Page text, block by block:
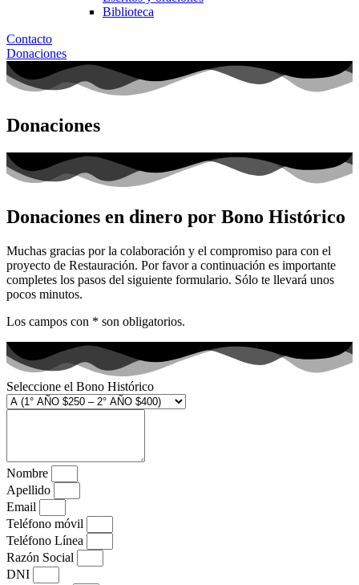
Biblioteca
Contacto
Donaciones
Donaciones
Donaciones en dinero por Bono Histórico
Muchas gracias por la colaboración y el compromiso para con el
proyecto de Restauración. Por favor a continuación es importante
completes los pasos del siguiente formulario. Sólo te llevará unos
pocos minutos.
Los campos con * son obligatorios.
Seleccione el Bono Histórico
Nombre
Apellido
Email
Teléfono móvil
Teléfono Línea
Razón Social
DNI